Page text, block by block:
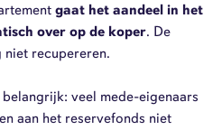
gaat het aandeel in het
over op de koper. De
recupereren.
veel mede-eigenaars
aan het reservefonds niet